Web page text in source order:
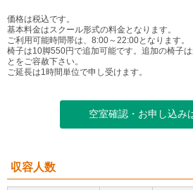
価格は税込です。
基本料金はスクール形式の料金となります。
ご利用可能時間帯は、8:00～22:00となります。
椅子は10脚550円で追加可能です。追加の椅子
とをご容赦下さい。
ご延長は1時間単位で申し受けます。
空室確認・お申し込み
収容人数